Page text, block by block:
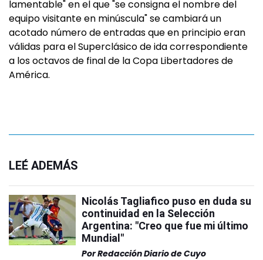
lamentable" en el que "se consigna el nombre del
equipo visitante en minúscula" se cambiará un
acotado número de entradas que en principio eran
válidas para el Superclásico de ida correspondiente
a los octavos de final de la Copa Libertadores de
América.
LEÉ ADEMÁS
Nicolás Tagliafico puso en duda su
continuidad en la Selección
Argentina: "Creo que fue mi último
Mundial"
PorRedacción Diario de Cuyo